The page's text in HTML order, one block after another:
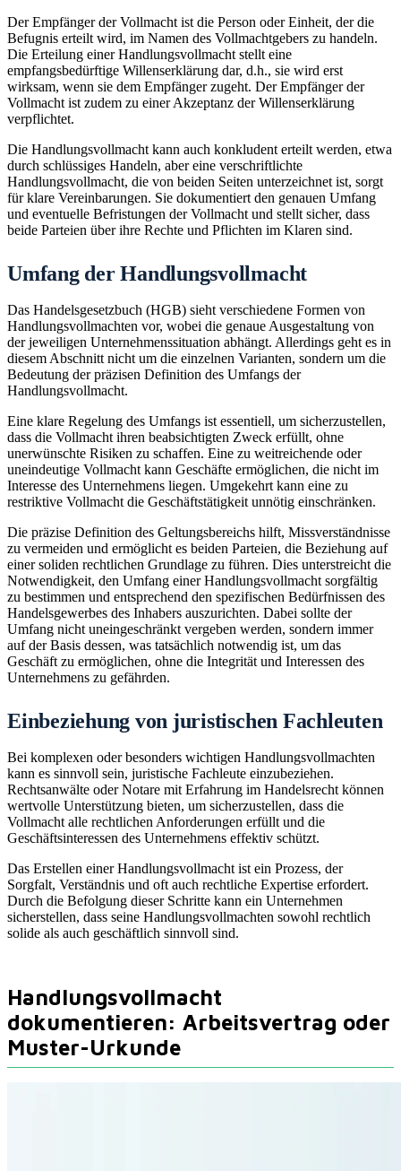
Der Empfänger der Vollmacht ist die Person oder Einheit, der die
Befugnis erteilt wird, im Namen des Vollmachtgebers zu handeln.
Die Erteilung einer Handlungsvollmacht stellt eine
empfangsbedürftige Willenserklärung dar, d.h., sie wird erst
wirksam, wenn sie dem Empfänger zugeht. Der Empfänger der
Vollmacht ist zudem zu einer Akzeptanz der Willenserklärung
verpflichtet.
Die Handlungsvollmacht kann auch konkludent erteilt werden, etwa
durch schlüssiges Handeln, aber eine verschriftlichte
Handlungsvollmacht, die von beiden Seiten unterzeichnet ist, sorgt
für klare Vereinbarungen. Sie dokumentiert den genauen Umfang
und eventuelle Befristungen der Vollmacht und stellt sicher, dass
beide Parteien über ihre Rechte und Pflichten im Klaren sind.
Umfang der Handlungsvollmacht
Das Handelsgesetzbuch (HGB) sieht verschiedene Formen von
Handlungsvollmachten vor, wobei die genaue Ausgestaltung von
der jeweiligen Unternehmenssituation abhängt. Allerdings geht es in
diesem Abschnitt nicht um die einzelnen Varianten, sondern um die
Bedeutung der präzisen Definition des Umfangs der
Handlungsvollmacht.
Eine klare Regelung des Umfangs ist essentiell, um sicherzustellen,
dass die Vollmacht ihren beabsichtigten Zweck erfüllt, ohne
unerwünschte Risiken zu schaffen. Eine zu weitreichende oder
uneindeutige Vollmacht kann Geschäfte ermöglichen, die nicht im
Interesse des Unternehmens liegen. Umgekehrt kann eine zu
restriktive Vollmacht die Geschäftstätigkeit unnötig einschränken.
Die präzise Definition des Geltungsbereichs hilft, Missverständnisse
zu vermeiden und ermöglicht es beiden Parteien, die Beziehung auf
einer soliden rechtlichen Grundlage zu führen. Dies unterstreicht die
Notwendigkeit, den Umfang einer Handlungsvollmacht sorgfältig
zu bestimmen und entsprechend den spezifischen Bedürfnissen des
Handelsgewerbes des Inhabers auszurichten. Dabei sollte der
Umfang nicht uneingeschränkt vergeben werden, sondern immer
auf der Basis dessen, was tatsächlich notwendig ist, um das
Geschäft zu ermöglichen, ohne die Integrität und Interessen des
Unternehmens zu gefährden.
Einbeziehung von juristischen Fachleuten
Bei komplexen oder besonders wichtigen Handlungsvollmachten
kann es sinnvoll sein, juristische Fachleute einzubeziehen.
Rechtsanwälte oder Notare mit Erfahrung im Handelsrecht können
wertvolle Unterstützung bieten, um sicherzustellen, dass die
Vollmacht alle rechtlichen Anforderungen erfüllt und die
Geschäftsinteressen des Unternehmens effektiv schützt.
Das Erstellen einer Handlungsvollmacht ist ein Prozess, der
Sorgfalt, Verständnis und oft auch rechtliche Expertise erfordert.
Durch die Befolgung dieser Schritte kann ein Unternehmen
sicherstellen, dass seine Handlungsvollmachten sowohl rechtlich
solide als auch geschäftlich sinnvoll sind.
Handlungsvollmacht
dokumentieren: Arbeitsvertrag oder
Muster-Urkunde